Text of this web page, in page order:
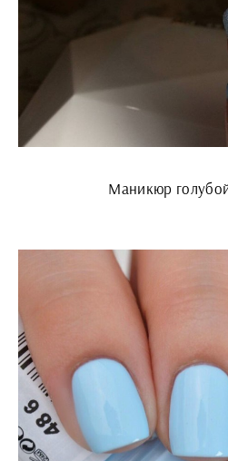
Маникюр